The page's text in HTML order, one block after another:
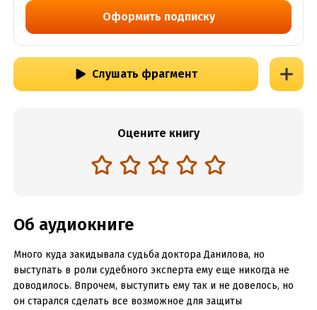
Оформить подписку
Слушать фрагмент
Оцените книгу
Об аудиокниге
Много куда закидывала судьба доктора Данилова, но
выступать в роли судебного эксперта ему еще никогда не
доводилось. Впрочем, выступить ему так и не довелось, но
он старался сделать все возможное для защиты